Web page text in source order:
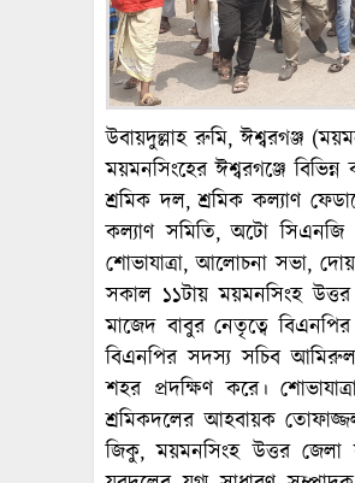
উবায়দুল্লাহ রুমি, ঈশ্বরগঞ্জ
ময়মনসিংহের ঈশ্বরগঞ্জে
শ্রমিক দল, শ্রমিক কল্যাণ
কল্যাণ সমিতি, অটো সিএনজি
শোভাযাত্রা, আলোচনা সভা,
সকাল ১১টায় ময়মনসিংহ
মাজেদ বাবুর নেতৃত্বে
বিএনপির সদস্য সচিব আমিরুল
শহর প্রদক্ষিণ করে।
শ্রমিকদলের আহবায়ক
জিকু, ময়মনসিংহ উত্তর